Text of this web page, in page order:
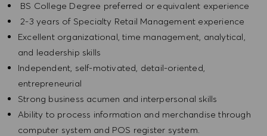
BS College Degree preferred or equivalent experience
2-3 years of Specialty Retail Management experience
Excellent organizational, time management, analytical,
and leadership skills
Independent, self-motivated, detail-oriented,
entrepreneurial
Strong business acumen and interpersonal skills
Ability to process information and merchandise through
computer system and POS register system.